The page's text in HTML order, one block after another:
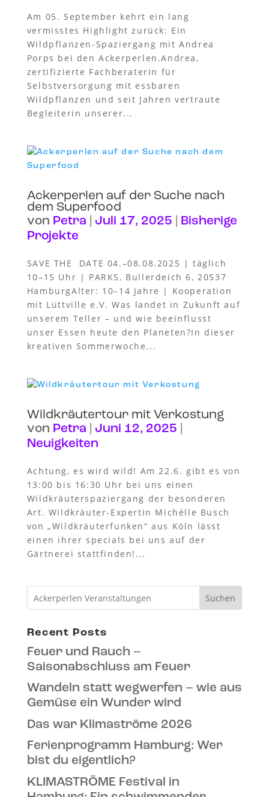
Am 05. September kehrt ein lang
vermisstes Highlight zurück: Ein
Wildpflanzen-Spaziergang mit Andrea
Porps bei den Ackerperlen.Andrea,
zertifizierte Fachberaterin für
Selbstversorgung mit essbaren
Wildpflanzen und seit Jahren vertraute
Begleiterin unserer...
Ackerperlen auf der Suche nach
dem Superfood
von Petra Juli 17, 2025
Bisherige
Projekte
SAVE THE DATE 04.–08.08.2025 | täglich
10–15 Uhr | PARKS, Bullerdeich 6, 20537
HamburgAlter: 10–14 Jahre | Kooperation
mit Lüttville e.V. Was landet in Zukunft auf
unserem Teller – und wie beeinflusst
unser Essen heute den Planeten?In dieser
kreativen Sommerwoche...
Wildkräutertour mit Verkostung
von Petra Juni 12, 2025
Neuigkeiten
Achtung, es wird wild! Am 22.6. gibt es von
13:00 bis 16:30 Uhr bei uns einen
Wildkräuterspaziergang der besonderen
Art. Wildkräuter-Expertin Michélle Busch
von „Wildkräuterfunken“ aus Köln lässt
einen ihrer specials bei uns auf der
Gärtnerei stattfinden!...
Suchen
Recent Posts
Feuer und Rauch –
Saisonabschluss am Feuer
Wandeln statt wegwerfen – wie aus
Gemüse ein Wunder wird
Das war Klimaströme 2026
Ferienprogramm Hamburg: Wer
bist du eigentlich?
KLIMASTRÖME Festival in